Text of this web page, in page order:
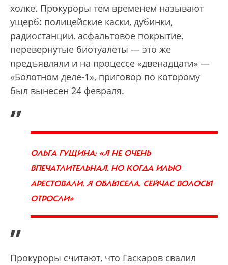
холке. Прокуроры тем временем называют
ущерб: полицейские каски, дубинки,
радиостанции, асфальтовое покрытие,
перевернутые биотуалеты — это же
предъявляли и на процессе «двенадцати» —
«Болотном деле-1», приговор по которому
был вынесен 24 февраля.
„
ОЛЬГА ГУЩИНА: «Я НЕ ОЧЕНЬ
ВПЕЧАТЛИТЕЛЬНАЯ. НО КОГДА ИЛЬЮ
АРЕСТОВАЛИ, Я ОБЛЫСЕЛА. СЕЙЧАС ВОЛОСЫ
ОТРОСЛИ»
”
Прокуроры считают, что Гаскаров свалил